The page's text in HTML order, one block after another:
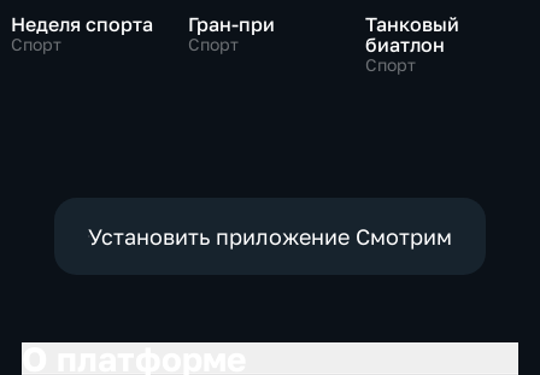
Неделя спорта
Спорт
Гран-при
Спорт
Танковый
биатлон
Спорт
Установить приложение Смотрим